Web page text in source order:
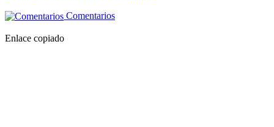
Comentarios
Enlace copiado